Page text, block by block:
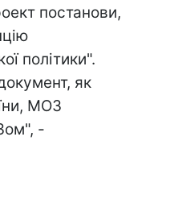
постанови,
політики".
як
МОЗ
-